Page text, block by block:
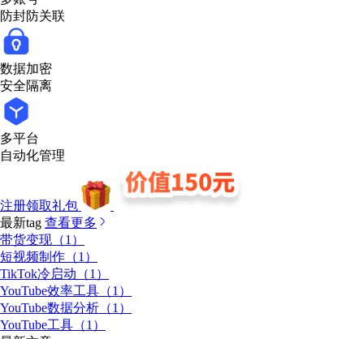
防封防关联
数据加密
安全隔离
多平台
自动化管理
注册领取礼包
最新tag 查看更多
带货变现（1）
短视频制作（1）
TikTok冷启动（1）
YouTube效率工具（1）
YouTube数据分析（1）
YouTube工具（1）